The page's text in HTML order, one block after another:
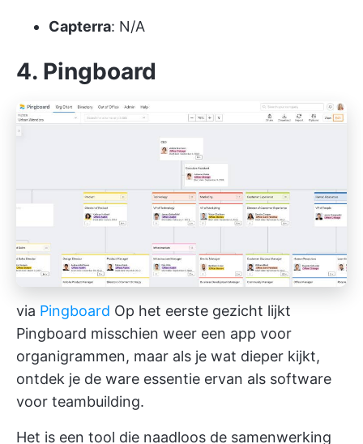
Capterra: N/A
4. Pingboard
via Pingboard Op het eerste gezicht lijkt
Pingboard misschien weer een app voor
organigrammen, maar als je wat dieper kijkt,
ontdek je de ware essentie ervan als software
voor teambuilding.
Het is een tool die naadloos de samenwerking